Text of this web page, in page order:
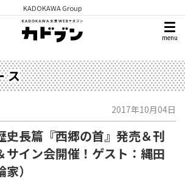
KADOKAWA Group
menu
ス
2017年10月04日
史長篇『西郷の首』発売＆刊
サイン会開催！ゲスト：縄田
）